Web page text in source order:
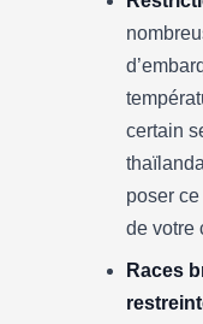
certain
poser
de votre
Races